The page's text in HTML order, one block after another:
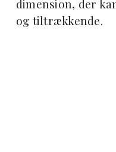
dimension, der
og tiltrækkende.